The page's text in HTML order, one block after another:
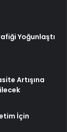
Yoğunlaştı
Artışına
İçin